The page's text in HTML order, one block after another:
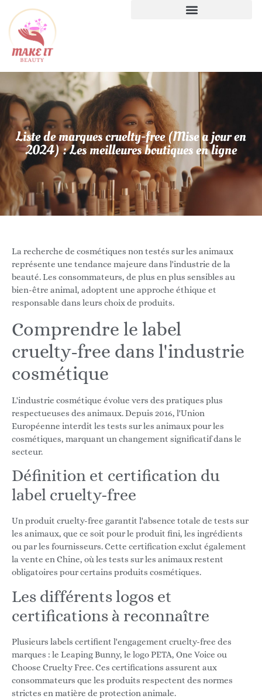
Liste de marques cruelty-free (Mise a jour en
2024) : Les meilleures boutiques en ligne
La recherche de cosmétiques non testés sur les animaux
représente une tendance majeure dans l'industrie de la
beauté. Les consommateurs, de plus en plus sensibles au
bien-être animal, adoptent une approche éthique et
responsable dans leurs choix de produits.
Comprendre le label
cruelty-free dans l'industrie
cosmétique
L'industrie cosmétique évolue vers des pratiques plus
respectueuses des animaux. Depuis 2016, l'Union
Européenne interdit les tests sur les animaux pour les
cosmétiques, marquant un changement significatif dans le
secteur.
Définition et certification du
label cruelty-free
Un produit cruelty-free garantit l'absence totale de tests sur
les animaux, que ce soit pour le produit fini, les ingrédients
ou par les fournisseurs. Cette certification exclut également
la vente en Chine, où les tests sur les animaux restent
obligatoires pour certains produits cosmétiques.
Les différents logos et
certifications à reconnaître
Plusieurs labels certifient l'engagement cruelty-free des
marques : le Leaping Bunny, le logo PETA, One Voice ou
Choose Cruelty Free. Ces certifications assurent aux
consommateurs que les produits respectent des normes
strictes en matière de protection animale.